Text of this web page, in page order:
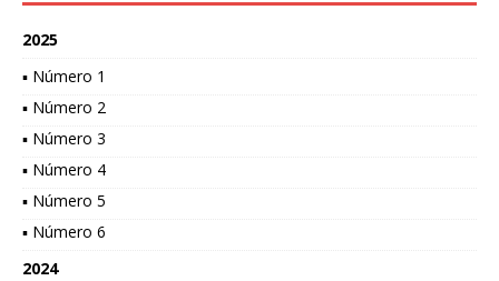
2025
▪ Número 1
▪ Número 2
▪ Número 3
▪ Número 4
▪ Número 5
▪ Número 6
2024